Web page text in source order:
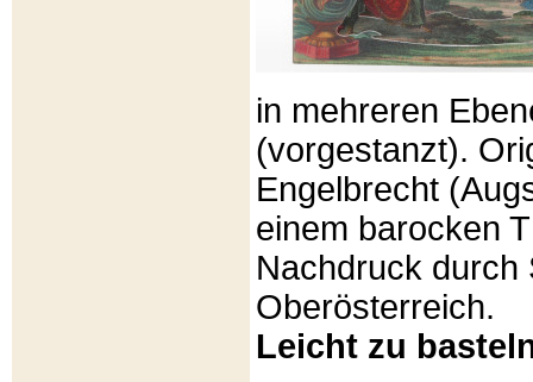
in mehreren
(vorgestanzt).
Engelbrecht
einem barocken
Nachdruck durch
Oberösterreich.
Leicht zu